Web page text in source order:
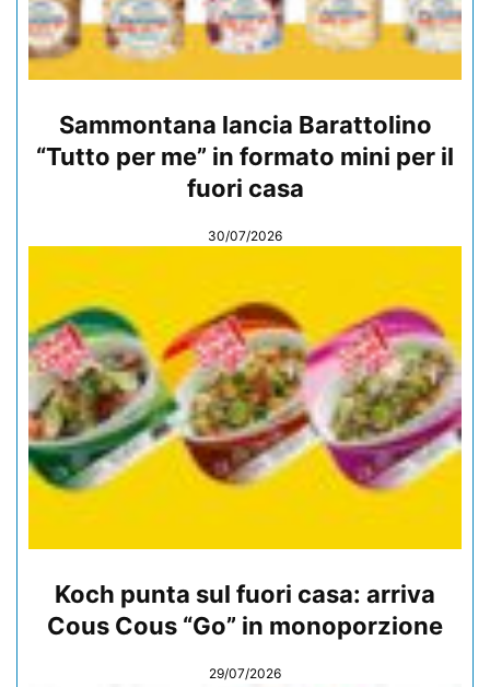
Sammontana lancia Barattolino
“Tutto per me” in formato mini per il
fuori casa
30/07/2026
Koch punta sul fuori casa: arriva
Cous Cous “Go” in monoporzione
29/07/2026